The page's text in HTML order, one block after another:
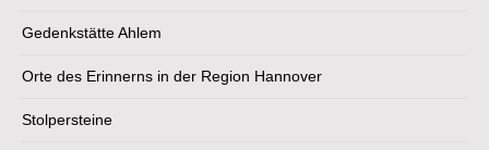
Gedenkstätte Ahlem
Orte des Erinnerns in der Region Hannover
Stolpersteine